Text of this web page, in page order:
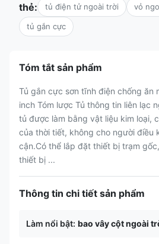
thẻ: tủ điện tử ngoài trời vỏ
tủ gắn cực
Tóm tắt sản phẩm
Tủ gắn cực sơn tĩnh điện chống ăn
inch Tóm lược Tủ thông tin liên lạc
tủ được làm bằng vật liệu kim loại,
của thời tiết, không cho người điều
cận.Có thể lắp đặt thiết bị trạm
thiết bị ...
Thông tin chi tiết sản phẩm
Làm nổi bật: bao vây cột ngoài